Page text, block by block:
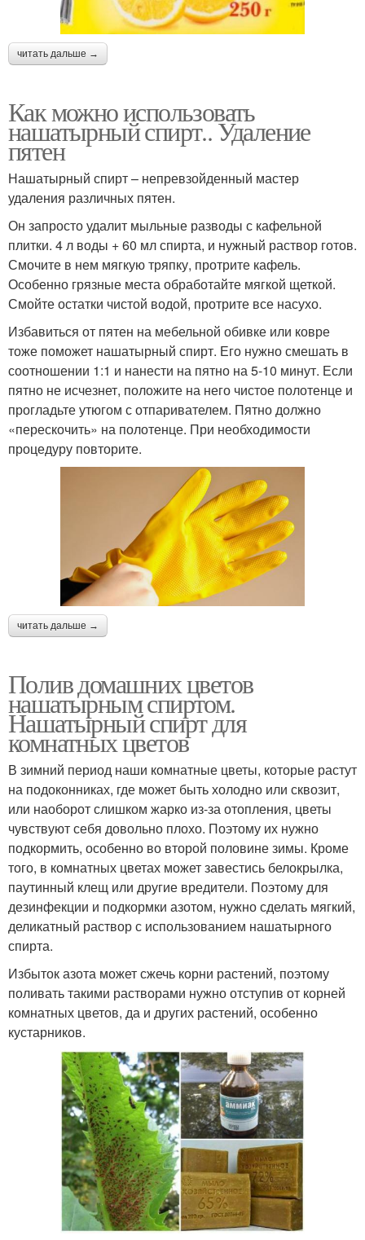
читать дальше →
Как можно использовать
нашатырный спирт.. Удаление
пятен
Нашатырный спирт – непревзойденный мастер
удаления различных пятен.
Он запросто удалит мыльные разводы с кафельной
плитки. 4 л воды + 60 мл спирта, и нужный раствор готов.
Смочите в нем мягкую тряпку, протрите кафель.
Особенно грязные места обработайте мягкой щеткой.
Смойте остатки чистой водой, протрите все насухо.
Избавиться от пятен на мебельной обивке или ковре
тоже поможет нашатырный спирт. Его нужно смешать в
соотношении 1:1 и нанести на пятно на 5-10 минут. Если
пятно не исчезнет, положите на него чистое полотенце и
прогладьте утюгом с отпаривателем. Пятно должно
«перескочить» на полотенце. При необходимости
процедуру повторите.
читать дальше →
Полив домашних цветов
нашатырным спиртом.
Нашатырный спирт для
комнатных цветов
В зимний период наши комнатные цветы, которые растут
на подоконниках, где может быть холодно или сквозит,
или наоборот слишком жарко из-за отопления, цветы
чувствуют себя довольно плохо. Поэтому их нужно
подкормить, особенно во второй половине зимы. Кроме
того, в комнатных цветах может завестись белокрылка,
паутинный клещ или другие вредители. Поэтому для
дезинфекции и подкормки азотом, нужно сделать мягкий,
деликатный раствор с использованием нашатырного
спирта.
Избыток азота может сжечь корни растений, поэтому
поливать такими растворами нужно отступив от корней
комнатных цветов, да и других растений, особенно
кустарников.